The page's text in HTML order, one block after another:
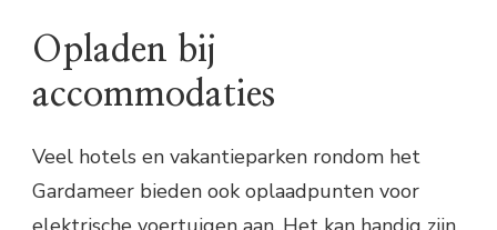
Opladen bij
accommodaties
Veel hotels en vakantieparken rondom het
Gardameer bieden ook oplaadpunten voor